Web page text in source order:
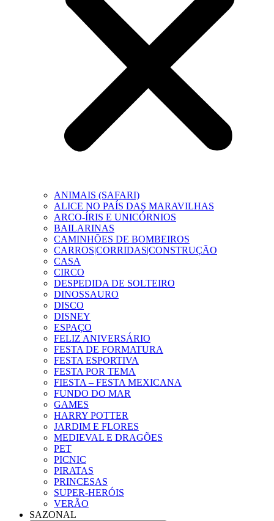
ANIMAIS (SAFARI)
ALICE NO PAÍS DAS MARAVILHAS
ARCO-ÍRIS E UNICÓRNIOS
BAILARINAS
CAMINHÕES DE BOMBEIROS
CARROS|CORRIDAS|CONSTRUÇÃO
CASA
CIRCO
DESPEDIDA DE SOLTEIRO
DINOSSAURO
DISCO
DISNEY
ESPAÇO
FELIZ ANIVERSÁRIO
FESTA DE FORMATURA
FESTA ESPORTIVA
FESTA POR TEMA
FIESTA – FESTA MEXICANA
FUNDO DO MAR
GAMES
HARRY POTTER
JARDIM E FLORES
MEDIEVAL E DRAGÕES
PET
PICNIC
PIRATAS
PRINCESAS
SUPER-HERÓIS
VERÃO
SAZONAL